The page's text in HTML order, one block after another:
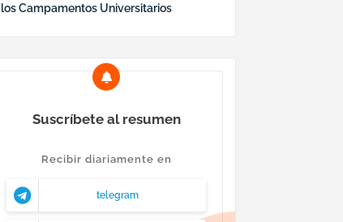
los Campamentos Universitarios
Suscríbete al resumen
Recibir diariamente en
telegram